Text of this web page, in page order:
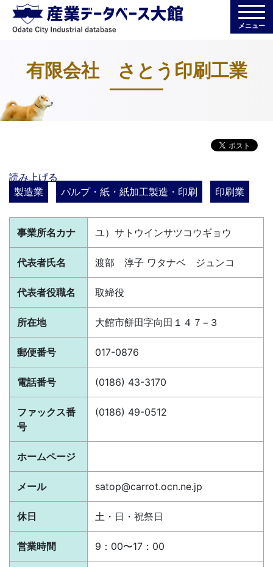
メニュー
有限会社 さとう印刷工業
読み上げる
製造業
パルプ・紙・紙加工製造・印刷 印刷業
事業所名カナ ユ）サトウインサツコウギョウ
代表者氏名 渡部 淳子 ワタナベ ジュンコ
代表者役職名 取締役
所在地 大館市餅田字向田１４７−３
郵便番号 017-0876
電話番号 (0186) 43-3170
ファックス番
号
(0186) 49-0512
ホームページ
メール satop@carrot.ocn.ne.jp
休日 土・日・祝祭日
営業時間 9：00〜17：00